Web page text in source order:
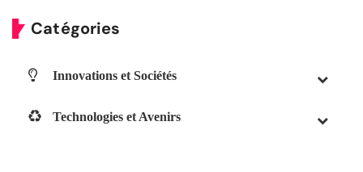
Catégories
Innovations et Sociétés
Technologies et Avenirs